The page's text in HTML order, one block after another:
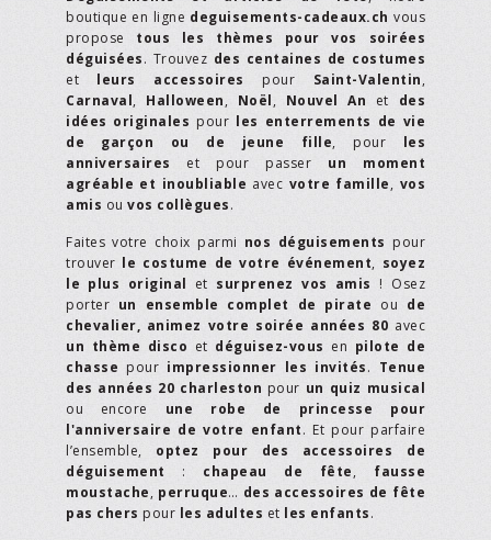
boutique en ligne deguisements-cadeaux.ch vous
propose tous les thèmes pour vos soirées
déguisées. Trouvez des centaines de costumes
et leurs accessoires pour Saint-Valentin,
Carnaval, Halloween, Noël, Nouvel An et des
idées originales pour les enterrements de vie
de garçon ou de jeune fille, pour les
anniversaires et pour passer un moment
agréable et inoubliable avec votre famille, vos
amis ou vos collègues.
Faites votre choix parmi nos déguisements pour
trouver le costume de votre événement, soyez
le plus original et surprenez vos amis ! Osez
porter un ensemble complet de pirate ou de
chevalier, animez votre soirée années 80 avec
un thème disco et déguisez-vous en pilote de
chasse pour impressionner les invités. Tenue
des années 20 charleston pour un quiz musical
ou encore une robe de princesse pour
l'anniversaire de votre enfant. Et pour parfaire
l’ensemble, optez pour des accessoires de
déguisement : chapeau de fête, fausse
moustache, perruque… des accessoires de fête
pas chers pour les adultes et les enfants.